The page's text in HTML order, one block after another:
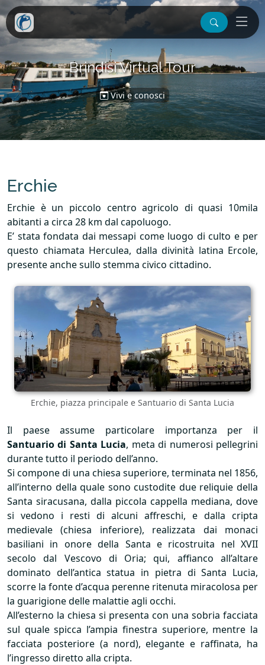
Brindisi Virtual Tour
Vivi e conosci
Erchie
Erchie è un piccolo centro agricolo di quasi 10mila
abitanti a circa 28 km dal capoluogo.
E’ stata fondata dai messapi come luogo di culto e per
questo chiamata Herculea, dalla divinità latina Ercole,
presente anche sullo stemma civico cittadino.
Erchie, piazza principale e Santuario di Santa Lucia
Il paese assume particolare importanza per il
Santuario di Santa Lucia, meta di numerosi pellegrini
durante tutto il periodo dell’anno.
Si compone di una chiesa superiore, terminata nel 1856,
all’interno della quale sono custodite due reliquie della
Santa siracusana, dalla piccola cappella mediana, dove
si vedono i resti di alcuni affreschi, e dalla cripta
medievale (chiesa inferiore), realizzata dai monaci
basiliani in onore della Santa e ricostruita nel XVII
secolo dal Vescovo di Oria; qui, affianco all’altare
dominato dell’antica statua in pietra di Santa Lucia,
scorre la fonte d’acqua perenne ritenuta miracolosa per
la guarigione delle malattie agli occhi.
All’esterno la chiesa si presenta con una sobria facciata
sul quale spicca l’ampia finestra superiore, mentre la
facciata posteriore (a nord), elegante e raffinata, ha
l’ingresso diretto alla cripta.